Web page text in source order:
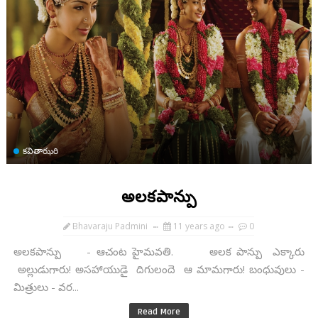
కవితాఝరి
అలకపాన్పు
Bhavaraju Padmini 11 years ago 0
అలకపాన్పు - ఆచంట హైమవతి. అలక పాన్పు ఎక్కారు
అల్లుడుగారు! అసహాయుడై దిగులందె ఆ మామగారు! బంధువులు -
మిత్రులు - వర...
Read More